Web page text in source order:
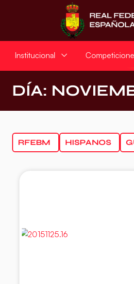
Institucional
DÍA:
RFEBM HISPANOS